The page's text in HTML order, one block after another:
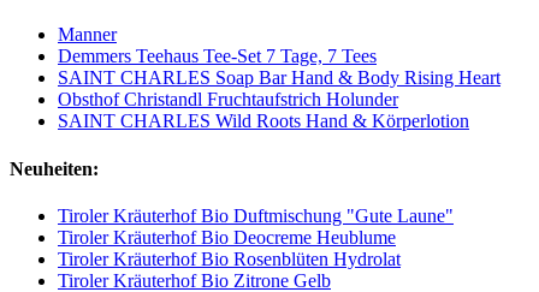
Manner
Demmers Teehaus Tee-Set 7 Tage, 7 Tees
SAINT CHARLES Soap Bar Hand & Body Rising Heart
Obsthof Christandl Fruchtaufstrich Holunder
SAINT CHARLES Wild Roots Hand & Körperlotion
Neuheiten:
Tiroler Kräuterhof Bio Duftmischung "Gute Laune"
Tiroler Kräuterhof Bio Deocreme Heublume
Tiroler Kräuterhof Bio Rosenblüten Hydrolat
Tiroler Kräuterhof Bio Zitrone Gelb